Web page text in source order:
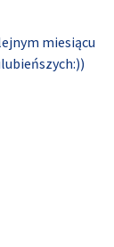
miesiącu